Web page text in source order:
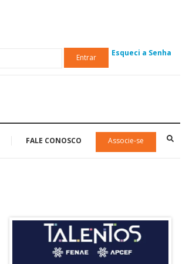
Entrar Esqueci a Senha
FALE CONOSCO Associe-se